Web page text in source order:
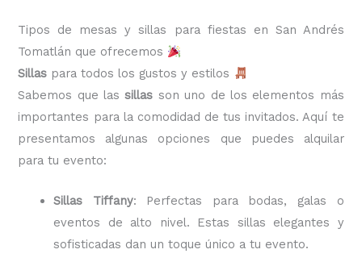
Tipos de mesas y sillas para fiestas en San Andrés
Tomatlán que ofrecemos
Sillas para todos los gustos y estilos
Sabemos que lassillas son uno de los elementos más
importantes para la comodidad de tus invitados. Aquí te
presentamos algunas opciones que puedes alquilar
para tu evento:
Sillas Tiffany: Perfectas para bodas, galas o
eventos de alto nivel. Estas sillas elegantes y
sofisticadas dan un toque único a tu evento.